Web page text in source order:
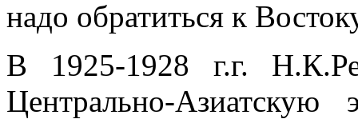
надо обратиться к
В 1925-1928 г.г.
Центрально-